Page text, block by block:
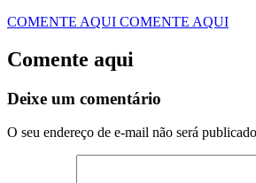
COMENTE AQUI COMENTE AQUI
Comente aqui
Deixe um comentário
O seu endereço de e-mail não será